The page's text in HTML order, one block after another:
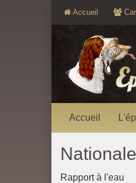
Accueil
Accueil
Rapport à l'eau